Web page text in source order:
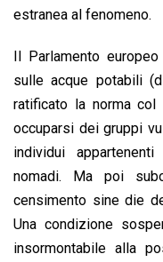
estranea al fenomeno.
Il Parlamento
sulle acque potabili
ratificato la norma
occuparsi dei gruppi
individui
nomadi. Ma poi
censimento sine die
Una condizione
insormontabile alla